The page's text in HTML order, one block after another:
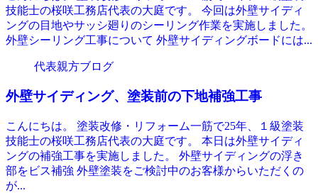
技能士の桜咲工務店代表の大庭です。 今回は外壁サイディ
ングの目地やサッシ廻りのシーリング作業を実施しました。
外壁シーリング工事について 外壁サイディングボードには...
代表親方ブログ
外壁サイディング、塗装前の下地補強工事
こんにちは。 塗装改修・リフォーム一筋で25年、１級塗装
技能士の桜咲工務店代表の大庭です。 本日は外壁サイディ
ングの補強工事を実施しました。 外壁サイディングの浮き
部をビス補強 外壁塗装をご検討中のお客様からいただくの
が...